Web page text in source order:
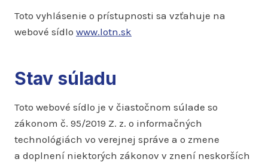
Toto vyhlásenie o prístupnosti sa vzťahuje na
webové sídlo www.lotn.sk
Stav súladu
Toto webové sídlo je v čiastočnom súlade so
zákonom č. 95/2019 Z. z. o informačných
technológiách vo verejnej správe a o zmene
a doplnení niektorých zákonov v znení neskorších